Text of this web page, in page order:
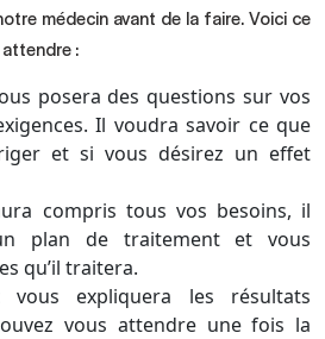
médecin avant de la faire. Voici ce
:
posera des questions sur vos
Il voudra savoir ce que
et si vous désirez un effet
compris tous vos besoins, il
plan de traitement et vous
qu’il traitera.
expliquera les résultats
vous attendre une fois la